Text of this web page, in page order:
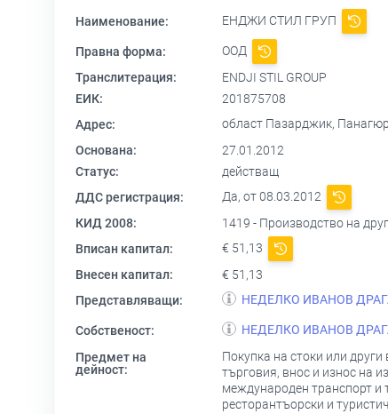
Наименование: ЕНДЖИ СТИЛ ГРУП
Правна форма:
ООД
Транслитерация:
ENDJI STIL GROUP
ЕИК:
201875708
Адрес:
област Пазарджик,
Основана:
27.01.2012
Статус:
действащ
ДДС регистрация:
Да, от 08.03.2012
КИД 2008:
1419 - Производство на
Вписан капитал:
€ 51,13
Внесен капитал:
€ 51,13
Представляващи:
НЕДЕЛКО ИВАНОВ
Собственост: НЕДЕЛКО ИВАНОВ
Предмет на
дейност:
Покупка на стоки или
търговия, внос и износ на
международен транспорт и
ресторантъорски и